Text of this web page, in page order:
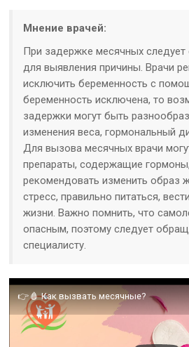
Мнение врачей:
При задержке месячных следует
для выявления причины. Врачи
исключить беременность с
беременность исключена, то
задержки могут быть
изменения веса, гормональный
Для вызова месячных врачи
препараты, содержащие
рекомендовать изменить образ
стресс, правильно питаться,
жизни. Важно помнить, что
опасным, поэтому следует
специалисту.
👉 🩸 Как вызвать месячные?